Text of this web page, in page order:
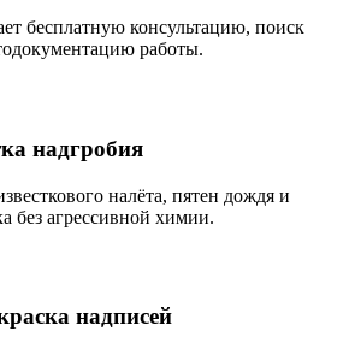
бесплатную консультацию, поиск
работы.
надгробия
налёта, пятен дождя и
без агрессивной химии.
надписей